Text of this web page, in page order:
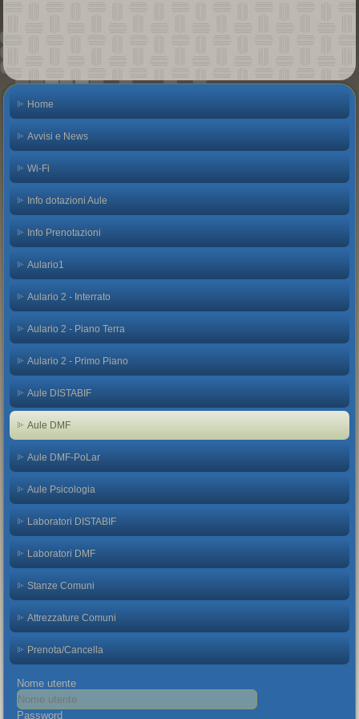
Home
Avvisi e News
Wi-Fi
Info dotazioni Aule
Info Prenotazioni
Aulario1
Aulario 2 - Interrato
Aulario 2 - Piano Terra
Aulario 2 - Primo Piano
Aule DISTABIF
Aule DMF
Aule DMF-PoLar
Aule Psicologia
Laboratori DISTABIF
Laboratori DMF
Stanze Comuni
Attrezzature Comuni
Prenota/Cancella
Nome utente
Password